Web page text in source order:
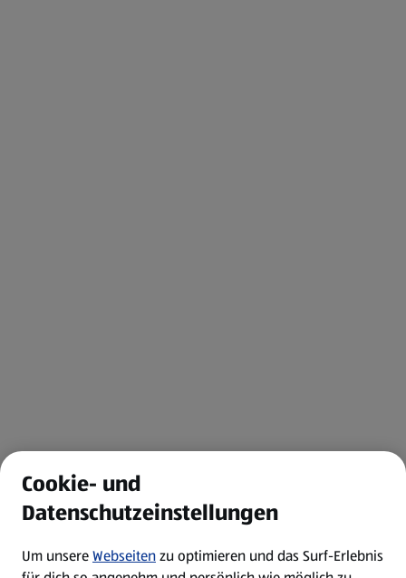
Cookie- und
Datenschutzeinstellungen
Um unsereWebseitenzu optimieren und das Surf-Erlebnis